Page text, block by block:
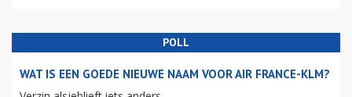
POLL
WAT IS EEN GOEDE NIEUWE NAAM VOOR AIR FRANCE-KLM?